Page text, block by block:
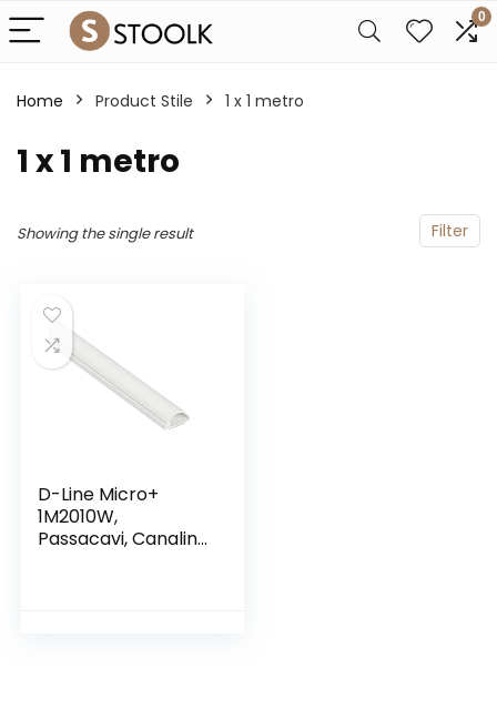
0
Home Product Stile ‎1 x 1 metro
‎1 x 1 metro
Filter
Showing the single result
D-Line Micro+
1M2010W,
Passacavi, Canalina